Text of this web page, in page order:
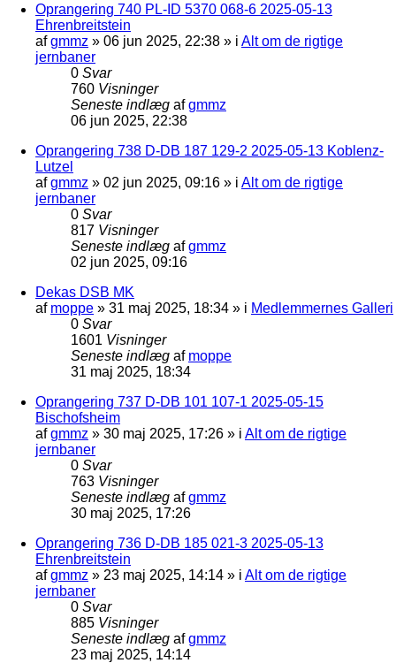
Oprangering 740 PL-ID 5370 068-6 2025-05-13
Ehrenbreitstein
afgmmz » 06 jun 2025, 22:38 » i Alt om de rigtige
jernbaner
0 Svar
760 Visninger
Seneste indlæg afgmmz
06 jun 2025, 22:38
Oprangering 738 D-DB 187 129-2 2025-05-13 Koblenz-
Lutzel
afgmmz » 02 jun 2025, 09:16 » i Alt om de rigtige
jernbaner
0 Svar
817 Visninger
Seneste indlæg afgmmz
02 jun 2025, 09:16
Dekas DSB MK
af moppe » 31 maj 2025, 18:34 » i Medlemmernes Galleri
0 Svar
1601 Visninger
Seneste indlæg af moppe
31 maj 2025, 18:34
Oprangering 737 D-DB 101 107-1 2025-05-15
Bischofsheim
afgmmz » 30 maj 2025, 17:26 » i Alt om de rigtige
jernbaner
0 Svar
763 Visninger
Seneste indlæg afgmmz
30 maj 2025, 17:26
Oprangering 736 D-DB 185 021-3 2025-05-13
Ehrenbreitstein
afgmmz » 23 maj 2025, 14:14 » i Alt om de rigtige
jernbaner
0 Svar
885 Visninger
Seneste indlæg afgmmz
23 maj 2025, 14:14